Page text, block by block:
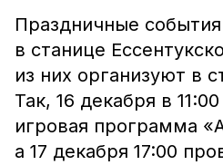
Праздничные
в станице
из них организуют в
Так, 16 декабря в
игровая программа
а 17 декабря 17:00